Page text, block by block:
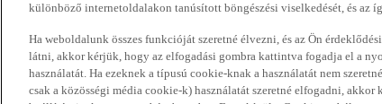
különböző internetoldalakon tanúsított böngészési viselkedését, és
Ha weboldalunk összes funkcióját szeretné élvezni, és az Ön
látni, akkor kérjük, hogy az elfogadási gombra kattintva fogadja el a
használatát. Ha ezeknek a típusú cookie-knak a használatát nem
csak a közösségi média cookie-k) használatát szeretné elfogadni,